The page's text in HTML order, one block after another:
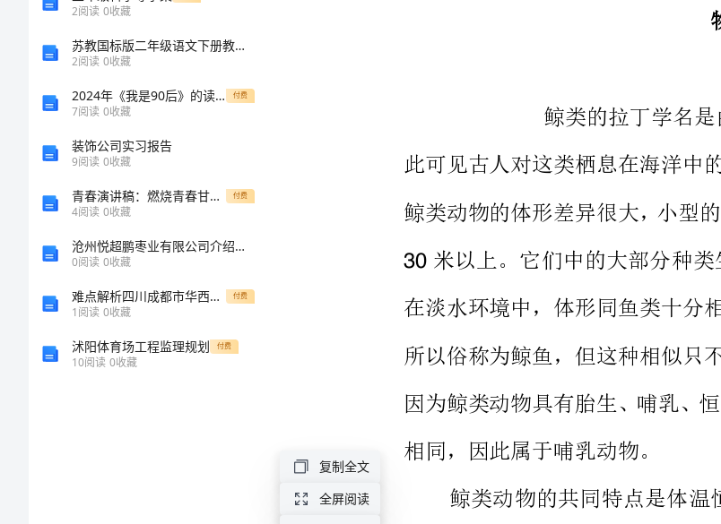
2阅读 0收藏
苏教国标版二年级语文下册教案《晚上的“太阳”》教学设计
2阅读 0收藏
2024年《我是90后》的读后感 付费
7阅读 0收藏
装饰公司实习报告
9阅读 0收藏
青春演讲稿：燃烧青春甘于奉献 付费
4阅读 0收藏
沧州悦超鹏枣业有限公司介绍企业发展分析报告
0阅读 0收藏
难点解析四川成都市华西中学物理八年级下册从粒子到宇宙专项攻克练习题（解析版） 付费
1阅读 0收藏
沭阳体育场工程监理规划 付费
10阅读 0收藏
1
复制全文
全屏阅读